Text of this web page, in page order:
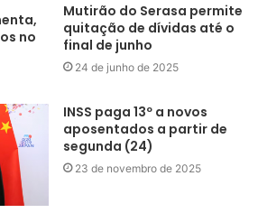
no
Mutirão do Serasa permite
quitação de dívidas até o
final de junho
24 de junho de 2025
INSS paga 13º a novos
aposentados a partir de
segunda (24)
23 de novembro de 2025